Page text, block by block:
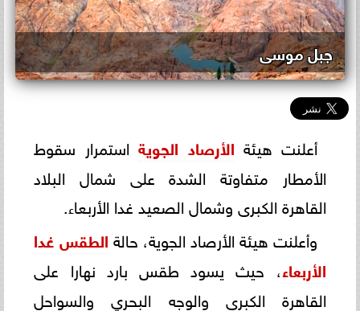
جبل موسى
أعلنت هيئة الأرصاد الجويةاستمرار سقوط
الأمطار متفاوتة الشدة على شمال البلاد
القاهرة الكبرى وشمال الصعيد غدا الأربعاء.
وأعلنت هيئة الأرصاد الجوية، حالة الطقس غدا
الأربعاء، حيث يسود طقس بارد نهارا على
القاهرة الكبرى والوجه البحري والسواحل